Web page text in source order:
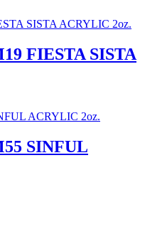
FIESTA SISTA
SINFUL